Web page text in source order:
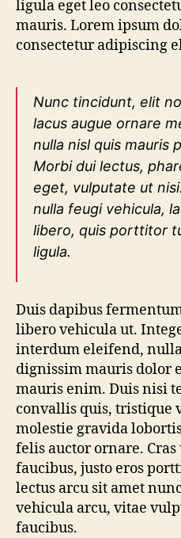
ligula eget leo
mauris. Lorem ipsum
consectetur adipiscing
Nunc tincidunt, elit
lacus augue ornare
nulla nisl quis mauris
Morbi dui lectus,
eget, vulputate ut
nulla feugi vehicula,
libero, quis porttitor
ligula.
Duis dapibus
libero vehicula ut.
interdum eleifend,
dignissim mauris dolor
mauris enim. Duis nisi
convallis quis, tristique
molestie gravida
felis auctor ornare.
faucibus, justo eros
lectus arcu sit amet
vehicula arcu, vitae
faucibus.